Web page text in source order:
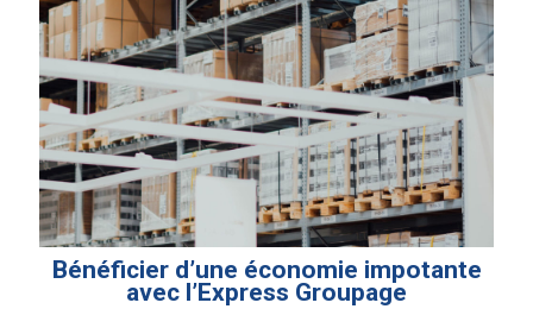
Bénéficier d’une économie impotante
avec l’Express Groupage